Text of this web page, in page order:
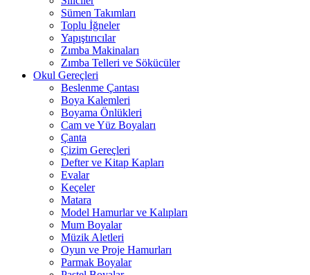
Sümen Takımları
Toplu İğneler
Yapıştırıcılar
Zımba Makinaları
Zımba Telleri ve Sökücüler
Okul Gereçleri
Beslenme Çantası
Boya Kalemleri
Boyama Önlükleri
Cam ve Yüz Boyaları
Çanta
Çizim Gereçleri
Defter ve Kitap Kapları
Evalar
Keçeler
Matara
Model Hamurlar ve Kalıpları
Mum Boyalar
Müzik Aletleri
Oyun ve Proje Hamurları
Parmak Boyalar